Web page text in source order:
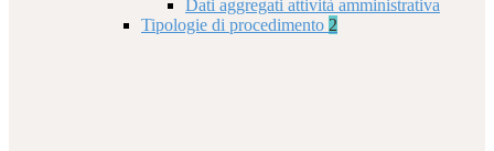
Dati aggregati attività amministrativa
Tipologie di procedimento 2